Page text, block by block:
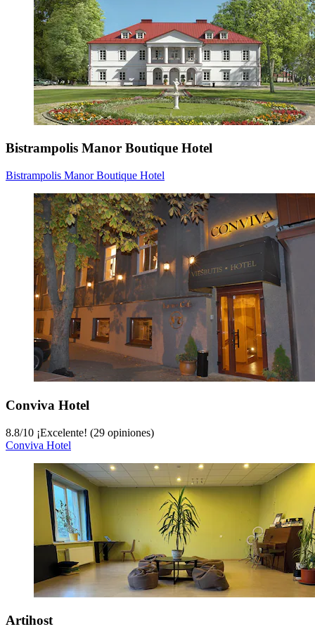
Bistrampolis Manor Boutique Hotel
Bistrampolis Manor Boutique Hotel
Conviva Hotel
8.8/10 ¡Excelente! (29 opiniones)
Conviva Hotel
Artihost